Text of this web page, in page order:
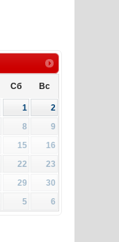
Сб Вс
1
2
8
9
15
16
22
23
29
30
5 6